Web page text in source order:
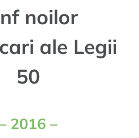
noilor
ale Legii
50
2016 –